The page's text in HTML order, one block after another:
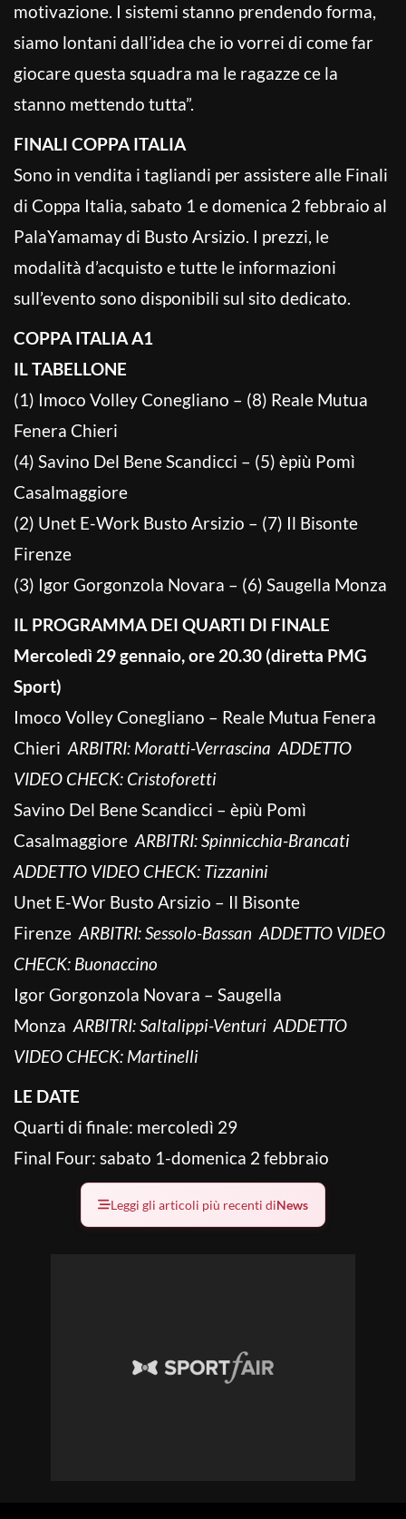
motivazione. I sistemi stanno prendendo forma,
siamo lontani dall’idea che io vorrei di come far
giocare questa squadra ma le ragazze ce la
stanno mettendo tutta”.
FINALI COPPA ITALIA
Sono in vendita i tagliandi per assistere alle Finali
di Coppa Italia, sabato 1 e domenica 2 febbraio al
PalaYamamay di Busto Arsizio. I prezzi, le
modalità d’acquisto e tutte le informazioni
sull’evento sono disponibili sul sito dedicato.
COPPA ITALIA A1
IL TABELLONE
(1) Imoco Volley Conegliano – (8) Reale Mutua
Fenera Chieri
(4) Savino Del Bene Scandicci – (5) èpiù Pomì
Casalmaggiore
(2) Unet E-Work Busto Arsizio – (7) Il Bisonte
Firenze
(3) Igor Gorgonzola Novara – (6) Saugella Monza
IL PROGRAMMA DEI QUARTI DI FINALE
Mercoledì 29 gennaio, ore 20.30 (diretta PMG
Sport)
Imoco Volley Conegliano – Reale Mutua Fenera
Chieri ARBITRI: Moratti-Verrascina ADDETTO
VIDEO CHECK: Cristoforetti
Savino Del Bene Scandicci – èpiù Pomì
Casalmaggiore ARBITRI: Spinnicchia-Brancati
ADDETTO VIDEO CHECK: Tizzanini
Unet E-Wor Busto Arsizio – Il Bisonte
Firenze ARBITRI: Sessolo-Bassan ADDETTO VIDEO
CHECK: Buonaccino
Igor Gorgonzola Novara – Saugella
Monza ARBITRI: Saltalippi-Venturi ADDETTO
VIDEO CHECK: Martinelli
LE DATE
Quarti di finale: mercoledì 29
Final Four: sabato 1-domenica 2 febbraio
Leggi gli articoli più recenti diNews